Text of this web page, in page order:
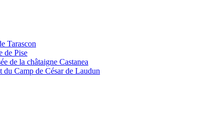
Tarascon
de Pise
de la châtaigne Castanea
Camp de César de Laudun